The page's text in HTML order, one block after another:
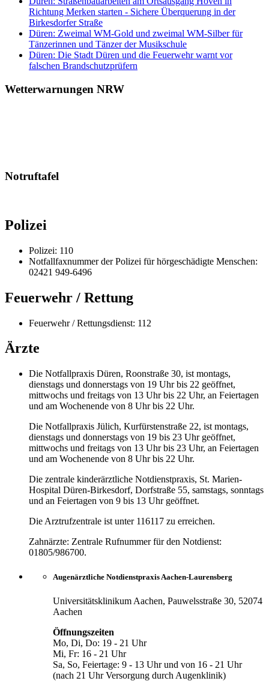
Richtung Merken starten - Sichere Überquerung in der
Birkesdorfer Straße
Düren: Zweimal WM-Gold und zweimal WM-Silber für
Tänzerinnen und Tänzer der Musikschule
Düren: Die Stadt Düren und die Feuerwehr warnt vor
falschen Brandschutzprüfern
Wetterwarnungen NRW
Notruftafel
Polizei
Polizei: 110
Notfallfaxnummer der Polizei für hörgeschädigte Menschen:
02421 949-6496
Feuerwehr / Rettung
Feuerwehr / Rettungsdienst: 112
Ärzte
Die Notfallpraxis Düren, Roonstraße 30, ist montags,
dienstags und donnerstags von 19 Uhr bis 22 geöffnet,
mittwochs und freitags von 13 Uhr bis 22 Uhr, an Feiertagen
und am Wochenende von 8 Uhr bis 22 Uhr.
Die Notfallpraxis Jülich, Kurfürstenstraße 22, ist montags,
dienstags und donnerstags von 19 bis 23 Uhr geöffnet,
mittwochs und freitags von 13 Uhr bis 23 Uhr, an Feiertagen
und am Wochenende von 8 Uhr bis 22 Uhr.
Die zentrale kinderärztliche Notdienstpraxis, St. Marien-
Hospital Düren-Birkesdorf, Dorfstraße 55, samstags, sonntags
und an Feiertagen von 9 bis 13 Uhr geöffnet.
Die Arztrufzentrale ist unter 116117 zu erreichen.
Zahnärzte: Zentrale Rufnummer für den Notdienst:
01805/986700.
Augenärztliche Notdienstpraxis Aachen-Laurensberg
Universitätsklinikum Aachen, Pauwelsstraße 30, 52074
Aachen
Öffnungszeiten
Mo, Di, Do: 19 - 21 Uhr
Mi, Fr: 16 - 21 Uhr
Sa, So, Feiertage: 9 - 13 Uhr und von 16 - 21 Uhr
(nach 21 Uhr Versorgung durch Augenklinik)